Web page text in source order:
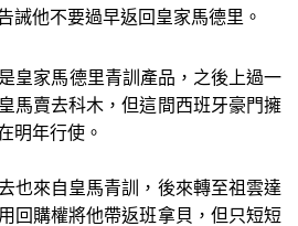
誡他不要過早返回皇家馬德里。
皇家馬德里青訓產品，之後上過一
馬賣去科木，但這間西班牙豪門擁
明年行使。
也來自皇馬青訓，後來轉至祖雲達
回購權將他帶返班拿貝，但只短短